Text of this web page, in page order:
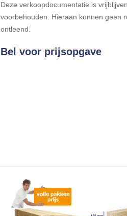
Deze verkoopdocumentatie is
voorbehouden. Hieraan kunnen geen
ontleend.
Bel voor prijsopgave